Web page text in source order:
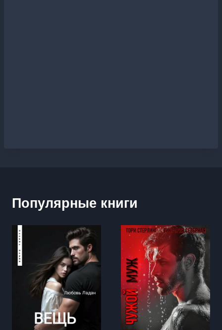
Популярные книги